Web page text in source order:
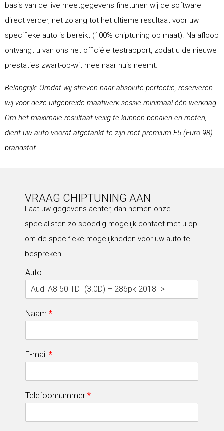
basis van de live meetgegevens finetunen wij de software
direct verder, net zolang tot het ultieme resultaat voor uw
specifieke auto is bereikt (100% chiptuning op maat). Na afloop
ontvangt u van ons het officiële testrapport, zodat u de nieuwe
prestaties zwart-op-wit mee naar huis neemt.
Belangrijk: Omdat wij streven naar absolute perfectie, reserveren
wij voor deze uitgebreide maatwerk-sessie minimaal één werkdag.
Om het maximale resultaat veilig te kunnen behalen en meten,
dient uw auto vooraf afgetankt te zijn met premium E5 (Euro 98)
brandstof.
VRAAG CHIPTUNING AAN
Laat uw gegevens achter, dan nemen onze
specialisten zo spoedig mogelijk contact met u op
om de specifieke mogelijkheden voor uw auto te
bespreken.
Auto
Naam *
E-mail *
Telefoonnummer *